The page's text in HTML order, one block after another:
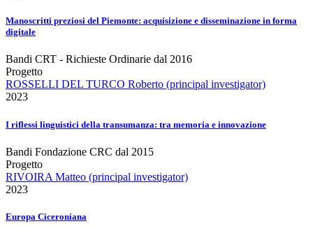
Manoscritti preziosi del Piemonte: acquisizione e disseminazione in forma
digitale
Bandi CRT - Richieste Ordinarie dal 2016
Progetto
ROSSELLI DEL TURCO Roberto (principal investigator)
2023
I riflessi linguistici della transumanza: tra memoria e innovazione
Bandi Fondazione CRC dal 2015
Progetto
RIVOIRA Matteo (principal investigator)
2023
Europa Ciceroniana